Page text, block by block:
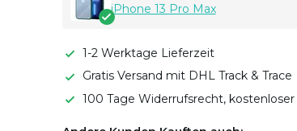
iPhone 13 Pro Max
1-2 Werktage Lieferzeit
Gratis Versand mit DHL Track & Trace
100 Tage Widerrufsrecht,